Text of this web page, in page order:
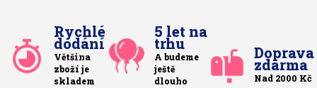
Rychlé
dodání
Většina
zboží je
skladem
5 let na
trhu
A budeme
ještě
dlouho
Doprava
zdarma
Nad 2000 Kč